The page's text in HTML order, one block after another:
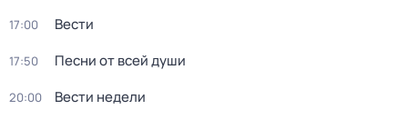
17:00 Вести
17:50 Песни от всей души
20:00 Вести недели